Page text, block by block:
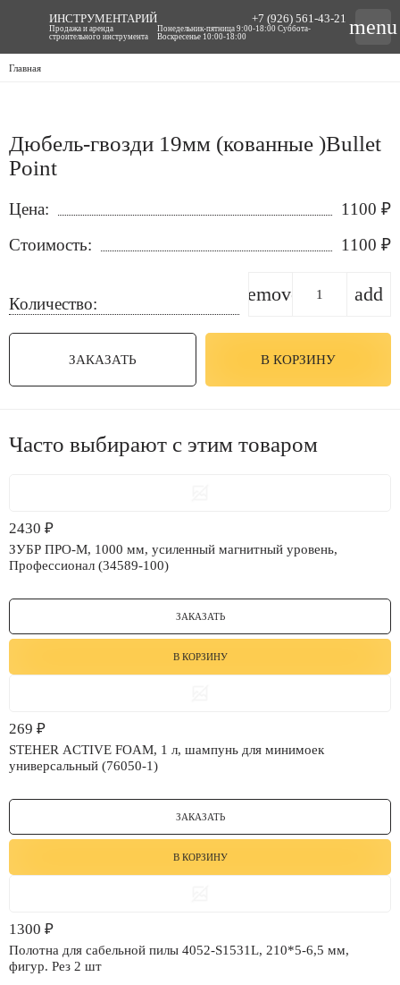
Главная
Дюбель-гвозди 19мм (кованные )Bullet
Point
Цена: 1100 ₽
Стоимость:
1100 ₽
Количество: remove add
ЗАКАЗАТЬ В КОРЗИНУ
Часто выбирают с этим товаром
2430 ₽
ЗУБР ПРО-М, 1000 мм, усиленный магнитный уровень,
Профессионал (34589-100)
ЗАКАЗАТЬ
В КОРЗИНУ
269 ₽
STEHER ACTIVE FOAM, 1 л, шампунь для минимоек
универсальный (76050-1)
ЗАКАЗАТЬ
В КОРЗИНУ
1300 ₽
Полотна для сабельной пилы 4052-S1531L, 210*5-6,5 мм,
фигур. Рез 2 шт
ИНСТРУМЕНТАРИЙ
Продажа и аренда
строительного инструмента
+7 (926) 561-43-21
Понедельник-пятница 9:00-18:00 Суббота-
Воскресенье 10:00-18:00
menu